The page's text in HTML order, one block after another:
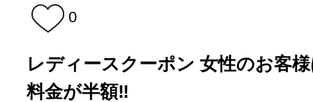
0
レディースクーポン 女性のお客
料金が半額‼️